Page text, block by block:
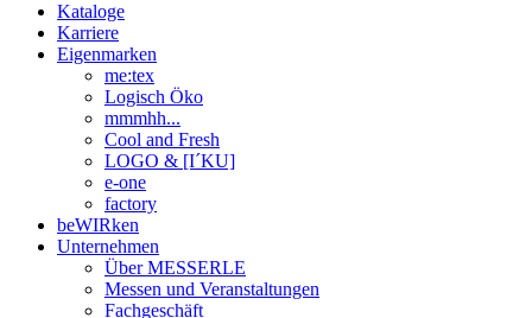
Kataloge
Karriere
Eigenmarken
me:tex
Logisch Öko
mmmhh...
Cool and Fresh
LOGO & [I´KU]
e-one
factory
beWIRken
Unternehmen
Über MESSERLE
Messen und Veranstaltungen
Fachgeschäft